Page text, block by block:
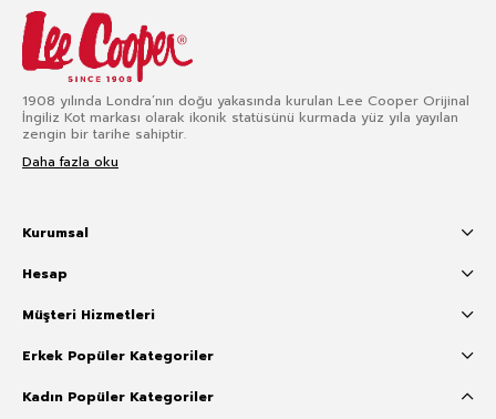
1908 yılında Londra’nın doğu yakasında kurulan Lee Cooper Orijinal
İngiliz Kot markası olarak ikonik statüsünü kurmada yüz yıla yayılan
zengin bir tarihe sahiptir.
Daha fazla oku
Kurumsal
Hesap
Müşteri Hizmetleri
Erkek Popüler Kategoriler
Kadın Popüler Kategoriler